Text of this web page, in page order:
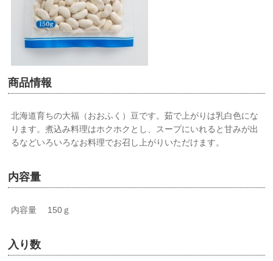
商品情報
北海道育ちの大福（おおふく）豆です。茹で上がりは乳白色にな
ります。煮込み料理はホクホクとし、スープにいれると甘みが出
るなどいろいろなお料理でお召し上がりいただけます。
内容量
内容量 150ｇ
入り数